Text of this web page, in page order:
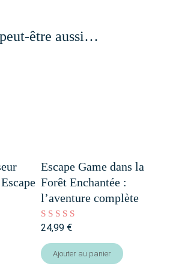
être aussi…
Escape Game dans la
Forêt Enchantée :
l’aventure complète
Note
sur 5
24,99 €
Ajouter au panier